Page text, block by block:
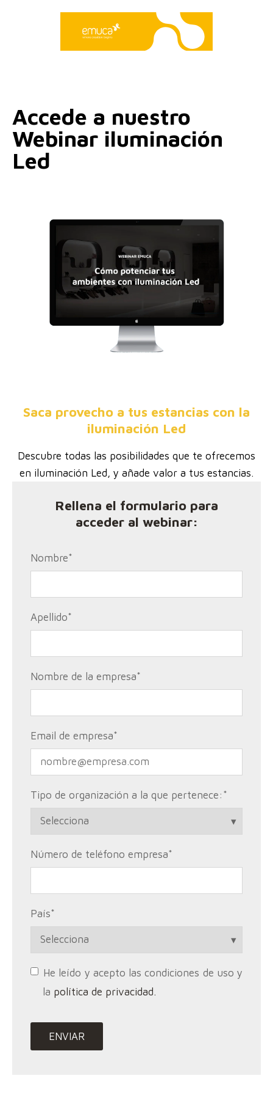
Accede a nuestro
Webinar iluminación
Led
Saca provecho a tus estancias con la
iluminación Led
Descubre todas las posibilidades que te ofrecemos
en iluminación Led, y añade valor a tus estancias.
Rellena el formulario para
acceder al webinar:
Nombre*
Apellido*
Nombre de la empresa*
Email de empresa*
Tipo de organización a la que pertenece: *
Número de teléfono empresa*
País*
He leído y acepto las condiciones de uso y
la política de privacidad.